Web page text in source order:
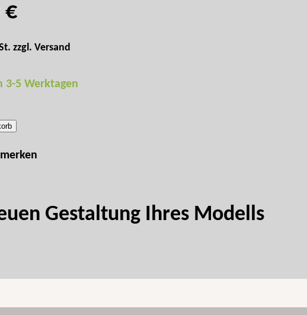
€
zzgl.Versand
3-5 Werktagen
Gestaltung Ihres Modells